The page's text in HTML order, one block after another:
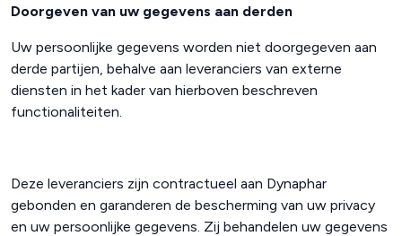
Doorgeven van uw gegevens aan derden
Uw persoonlijke gegevens worden niet doorgegeven aan
derde partijen, behalve aan leveranciers van externe
diensten in het kader van hierboven beschreven
functionaliteiten.
Deze leveranciers zijn contractueel aan Dynaphar
gebonden en garanderen de bescherming van uw privacy
en uw persoonlijke gegevens. Zij behandelen uw gegevens